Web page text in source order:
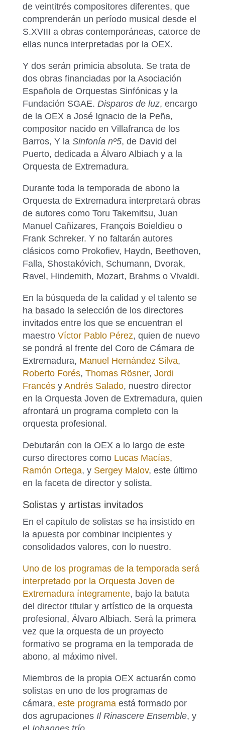
de veintitrés compositores diferentes, que
comprenderán un período musical desde el
S.XVIII a obras contemporáneas, catorce de
ellas nunca interpretadas por la OEX.
Y dos serán primicia absoluta. Se trata de
dos obras financiadas por la Asociación
Española de Orquestas Sinfónicas y la
Fundación SGAE. Disparos de luz, encargo
de la OEX a José Ignacio de la Peña,
compositor nacido en Villafranca de los
Barros, Y la Sinfonía nº5, de David del
Puerto, dedicada a Álvaro Albiach y a la
Orquesta de Extremadura.
Durante toda la temporada de abono la
Orquesta de Extremadura interpretará obras
de autores como Toru Takemitsu, Juan
Manuel Cañizares, François Boieldieu o
Frank Schreker. Y no faltarán autores
clásicos como Prokofiev, Haydn, Beethoven,
Falla, Shostakóvich, Schumann, Dvorak,
Ravel, Hindemith, Mozart, Brahms o Vivaldi.
En la búsqueda de la calidad y el talento se
ha basado la selección de los directores
invitados entre los que se encuentran el
maestro Víctor Pablo Pérez, quien de nuevo
se pondrá al frente del Coro de Cámara de
Extremadura, Manuel Hernández Silva,
Roberto Forés, Thomas Rösner, Jordi
Francésy Andrés Salado, nuestro director
en la Orquesta Joven de Extremadura, quien
afrontará un programa completo con la
orquesta profesional.
Debutarán con la OEX a lo largo de este
curso directores como Lucas Macías,
Ramón Ortega, y Sergey Malov, este último
en la faceta de director y solista.
Solistas y artistas invitados
En el capítulo de solistas se ha insistido en
la apuesta por combinar incipientes y
consolidados valores, con lo nuestro.
Uno de los programas de la temporada será
interpretado por la Orquesta Joven de
Extremadura íntegramente, bajo la batuta
del director titular y artístico de la orquesta
profesional, Álvaro Albiach. Será la primera
vez que la orquesta de un proyecto
formativo se programa en la temporada de
abono, al máximo nivel.
Miembros de la propia OEX actuarán como
solistas en uno de los programas de
cámara, este programaestá formado por
dos agrupaciones Il Rinascere Ensemble, y